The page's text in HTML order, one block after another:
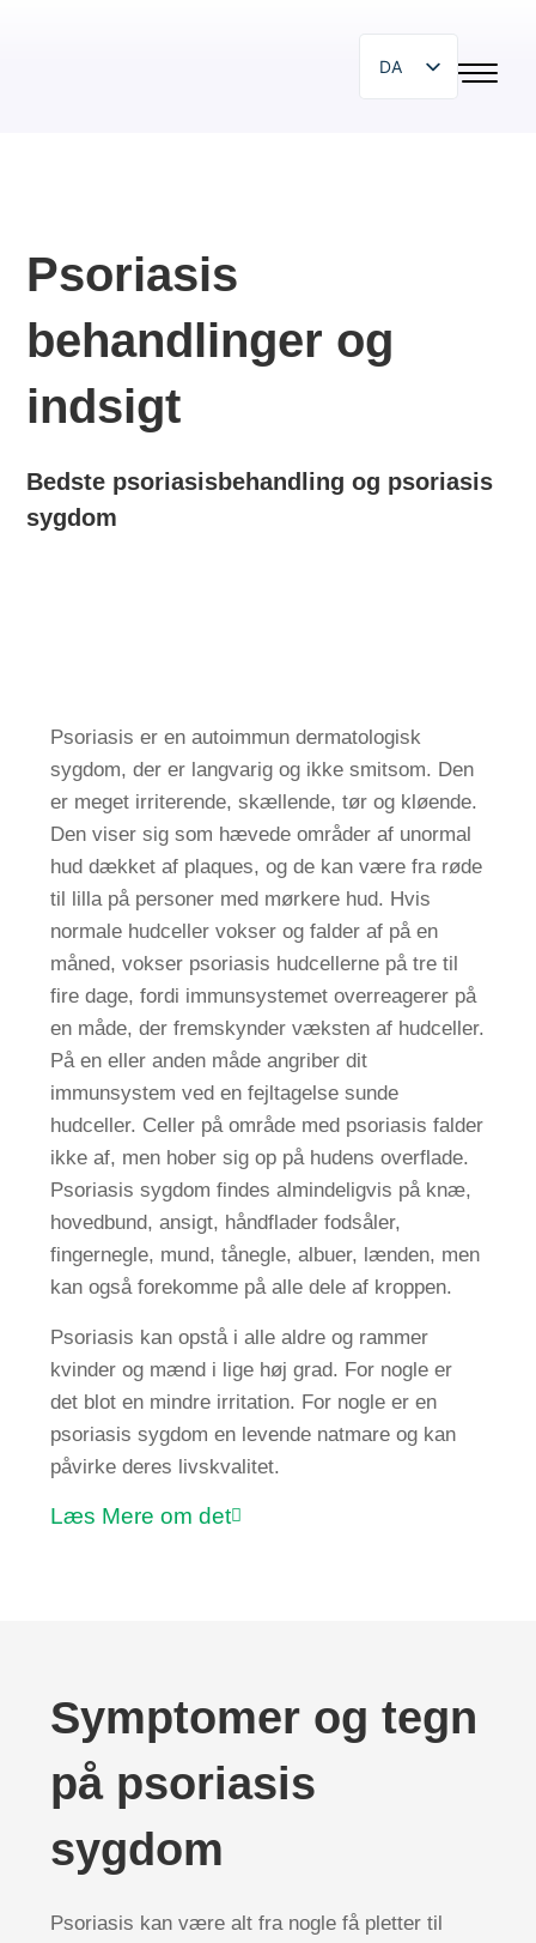
DA
HU
DE
SV
NL
RU
Psoriasis
behandlinger og
indsigt
Bedste psoriasisbehandling og psoriasis
sygdom
Psoriasis er en autoimmun dermatologisk
sygdom, der er langvarig og ikke smitsom. Den
er meget irriterende, skællende, tør og kløende.
Den viser sig som hævede områder af unormal
hud dækket af plaques, og de kan være fra røde
til lilla på personer med mørkere hud. Hvis
normale hudceller vokser og falder af på en
måned, vokser psoriasis hudcellerne på tre til
fire dage, fordi immunsystemet overreagerer på
en måde, der fremskynder væksten af hudceller.
På en eller anden måde angriber dit
immunsystem ved en fejltagelse sunde
hudceller. Celler på område med psoriasis falder
ikke af, men hober sig op på hudens overflade.
Psoriasis sygdom findes almindeligvis på knæ,
hovedbund, ansigt, håndflader fodsåler,
fingernegle, mund, tånegle, albuer, lænden, men
kan også forekomme på alle dele af kroppen.
Psoriasis kan opstå i alle aldre og rammer
kvinder og mænd i lige høj grad. For nogle er
det blot en mindre irritation. For nogle er en
psoriasis sygdom en levende natmare og kan
påvirke deres livskvalitet.
Læs Mere om det
Symptomer og tegn
på psoriasis
sygdom
Psoriasis kan være alt fra nogle få pletter til